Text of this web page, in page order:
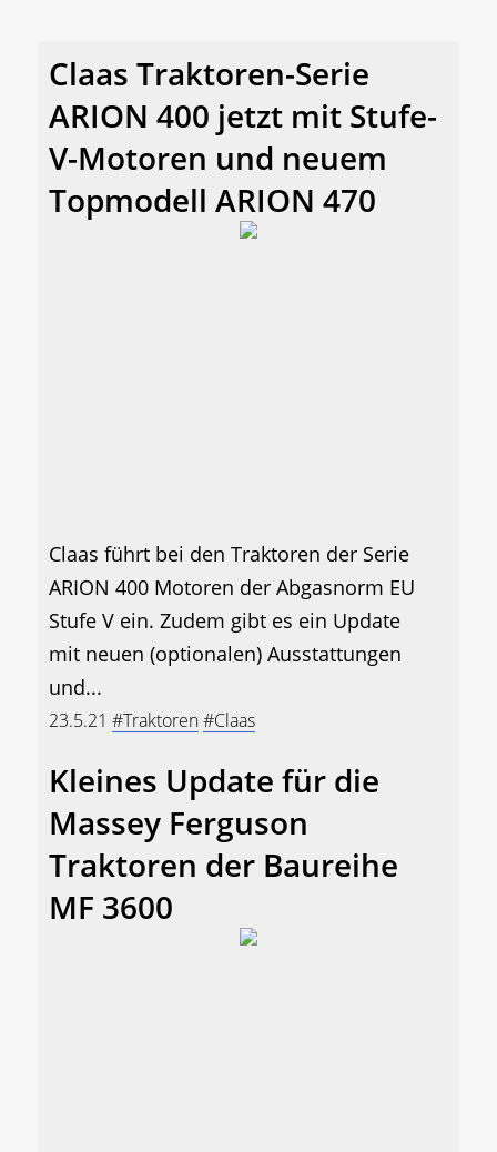
Claas Traktoren-Serie
ARION 400 jetzt mit Stufe-
V-Motoren und neuem
Topmodell ARION 470
Claas führt bei den Traktoren der Serie
ARION 400 Motoren der Abgasnorm EU
Stufe V ein. Zudem gibt es ein Update
mit neuen (optionalen) Ausstattungen
und...
23.5.21 #Traktoren#Claas
Kleines Update für die
Massey Ferguson
Traktoren der Baureihe
MF 3600